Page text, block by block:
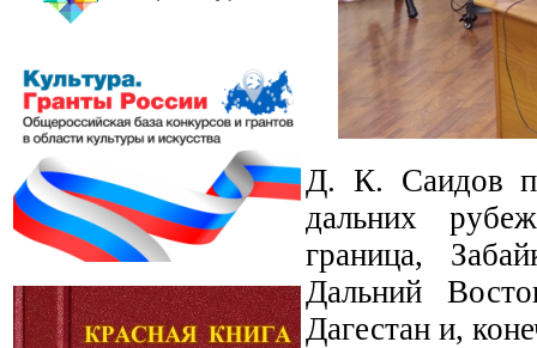
Д. К. Саидов
дальних
граница,
Дальний
Дагестан и,